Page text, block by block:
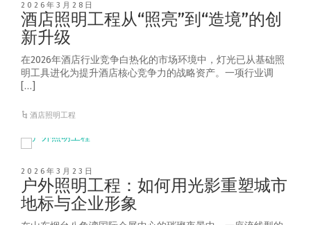
2026年3月28日
酒店照明工程从“照亮”到“造境”的创
新升级
在2026年酒店行业竞争白热化的市场环境中，灯光已从基础照
明工具进化为提升酒店核心竞争力的战略资产。一项行业调
[…]
酒店照明工程
2026年3月23日
户外照明工程：如何用光影重塑城市
地标与企业形象